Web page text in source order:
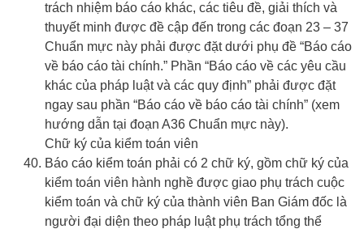
trách nhiệm báo cáo khác, các tiêu đề, giải thích và
thuyết minh được đề cập đến trong các đoạn 23 – 37
Chuẩn mực này phải được đặt dưới phụ đề “Báo cáo
về báo cáo tài chính.” Phần “Báo cáo về các yêu cầu
khác của pháp luật và các quy định” phải được đặt
ngay sau phần “Báo cáo về báo cáo tài chính” (xem
hướng dẫn tại đoạn A36 Chuẩn mực này).
Chữ ký của kiểm toán viên
Báo cáo kiểm toán phải có 2 chữ ký, gồm chữ ký của
kiểm toán viên hành nghề được giao phụ trách cuộc
kiểm toán và chữ ký của thành viên Ban Giám đốc là
người đại diện theo pháp luật phụ trách tổng thể